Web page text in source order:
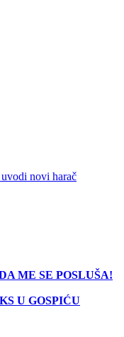
novi harač
ME SE POSLUŠA!
U GOSPIĆU